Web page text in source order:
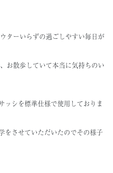
ターいらずの過ごしやすい毎日が
お散歩していて本当に気持ちのい
シを標準仕様で使用しておりま
させていただいたのでその様子